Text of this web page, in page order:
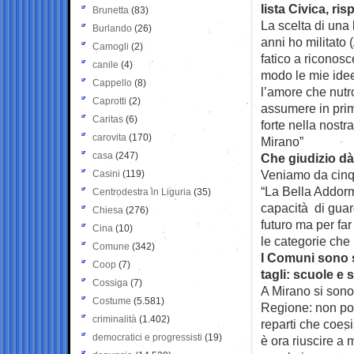
lista Civica,
La scelta di una
anni ho militato
fatico a
modo le mie
l’amore che
assumere in
forte nella
Mirano”
Che giudizio
Veniamo da
“La Bella
capacità di
futuro ma per
le categorie
I Comuni sono
tagli: scuole e
A Mirano si
Regione: non
reparti che
è ora riuscire a
Brunetta (83)
Burlando (26)
Camogli (2)
canile (4)
Cappello (8)
Caprotti (2)
Caritas (6)
carovita (170)
casa (247)
Casini (119)
Centrodestra in Liguria (35)
Chiesa (276)
Cina (10)
Comune (342)
Coop (7)
Cossiga (7)
Costume (5.581)
criminalità (1.402)
democratici e progressisti (19)